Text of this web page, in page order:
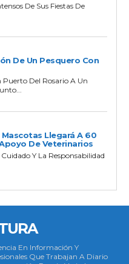
De Sus Fiestas De
De Un Pesquero Con
Puerto Del Rosario A Un
Llegará A 60
De Veterinarios
Y La Responsabilidad
En Información Y
Que Trabajan A Diario